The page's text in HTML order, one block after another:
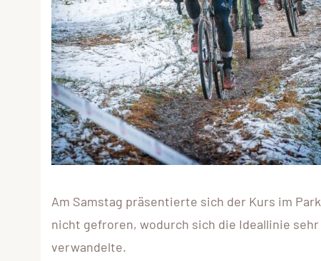
Am Samstag präsentierte sich der Kurs im
nicht gefroren, wodurch sich die Ideallinie
verwandelte.